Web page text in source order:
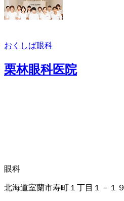
おくしば眼科
栗林眼科医院
眼科
北海道室蘭市寿町１丁目１－１９